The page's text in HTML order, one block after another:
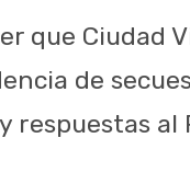
que Ciudad
de
respuestas